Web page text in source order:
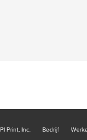
Print, Inc. Bedrijf